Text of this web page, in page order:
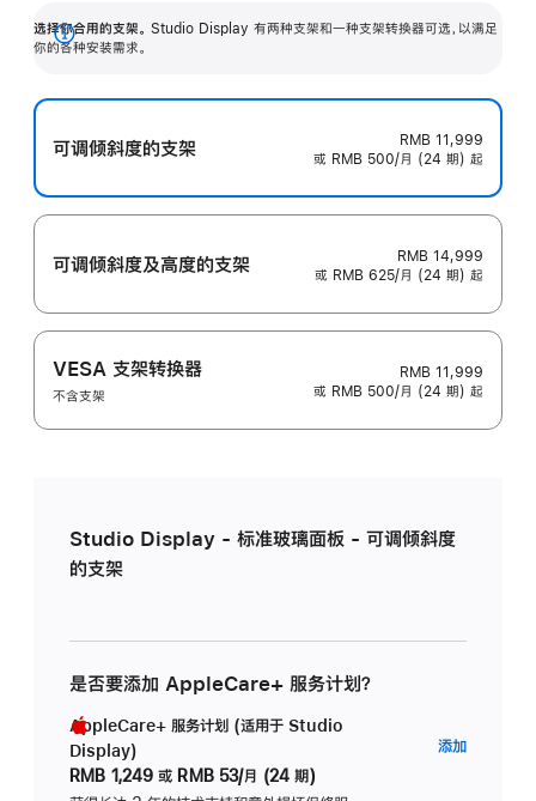
选择你合用的支架。 Studio Display 有两种支架和一种支架转换器可选，以满足
你的各种安装需求。
展
可调倾斜度的支架
RMB 11,999
或 RMB 500/月 (24 期) 起
可调倾斜度及高‍度的支‍架
RMB 14,999
或 RMB 625/月 (24 期) 起
VESA 支架转换器
不含支架
RMB 11,999
或 RMB 500/月 (24 期) 起
Studio Display - 标准玻璃面板 - 可调倾斜度
的支架
是否要添加 AppleCare+ 服务计划？
AppleCare+ 服务计划 (适用于 Studio
Display)
RMB 1,249 或 RMB 53/月 (24 期)
添加